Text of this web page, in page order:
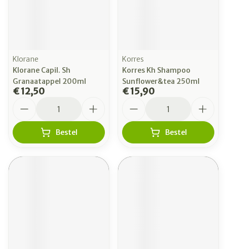
Klorane
Klorane Capil. Sh
Granaatappel 200ml
€ 12,50
Bestel
Korres
Korres Kh Shampoo
Sunflower&tea 250ml
€ 15,90
Bestel